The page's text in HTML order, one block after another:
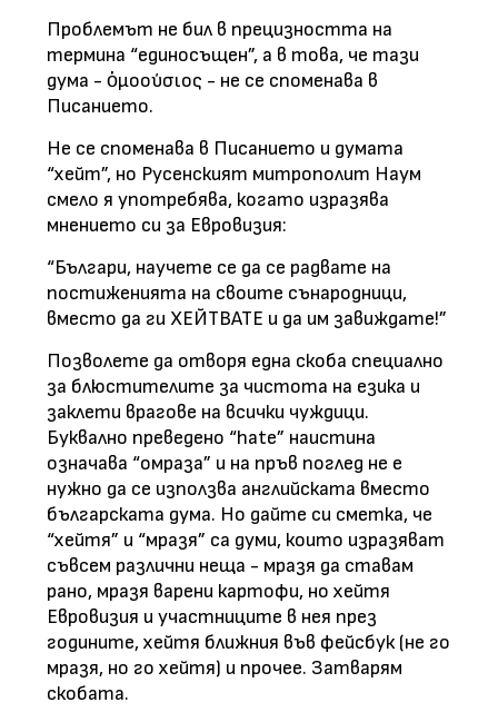
Проблемът не бил в прецизността на
термина “единосъщен”, а в това, че тази
дума - ὁμοούσιος - не се споменава в
Писанието.
Не се споменава в Писанието и думата
“хейт”, но Русенският митрополит Наум
смело я употребява, когато изразява
мнението си за Евровизия:
“Българи, научете се да се радвате на
постиженията на своите сънародници,
вместо да ги ХЕЙТВАТЕ и да им завиждате!”
Позволете да отворя една скоба специално
за блюстителите за чистота на езика и
заклети врагове на всички чуждици.
Буквално преведено “hate” наистина
означава “омраза” и на пръв поглед не е
нужно да се използва английската вместо
българската дума. Но дайте си сметка, че
“хейтя” и “мразя” са думи, които изразяват
съвсем различни неща - мразя да ставам
рано, мразя варени картофи, но хейтя
Евровизия и участниците в нея през
годините, хейтя ближния във фейсбук (не го
мразя, но го хейтя) и прочее. Затварям
скобата.